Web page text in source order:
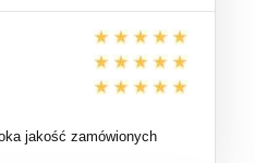
jakość zamówionych